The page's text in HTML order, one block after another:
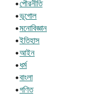
•পৌরনীতি
•ভূগোল
•মনোবিজ্ঞান
•ইতিহাস
•আইন
•ধর্ম
•বাংলা
•গণিত